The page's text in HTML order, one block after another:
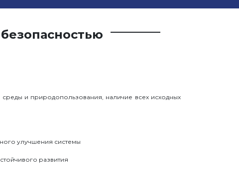
и природопользования, наличие всех исходных
улучшения системы
развития